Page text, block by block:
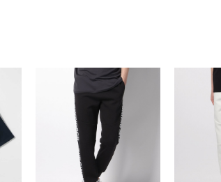
フォーカスブランド
セールおすすめアイテム
人気アイテム TOP 15